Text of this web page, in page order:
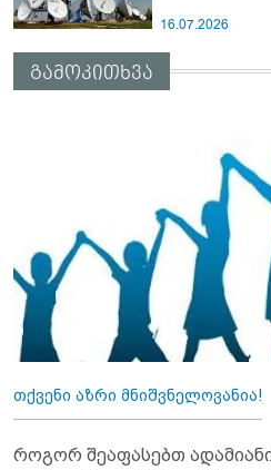
16.07.2026
გამოკითხვა
თქვენი აზრი მნიშვნელოვანია!
როგორ შეაფასებთ